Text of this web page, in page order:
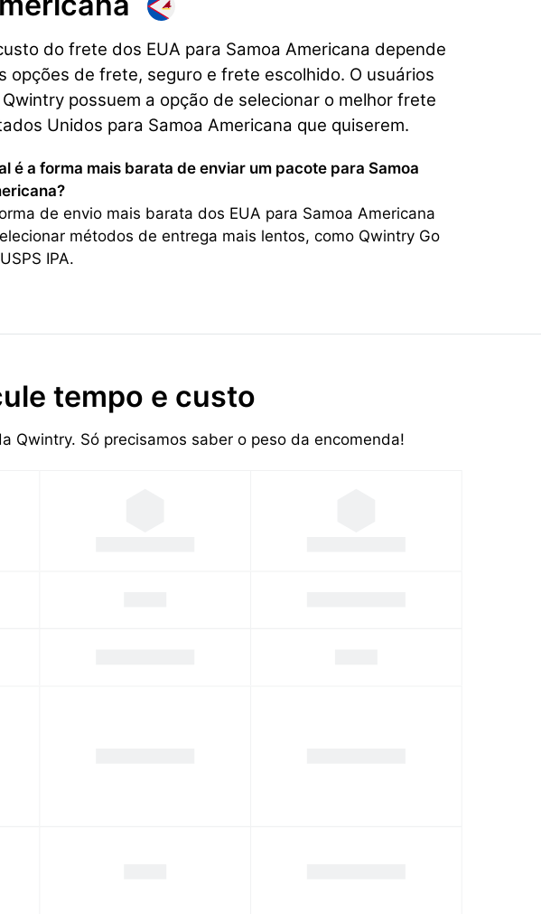
do frete dos EUA para Samoa Americana depende
opções de frete, seguro e frete escolhido. O usuários
possuem a opção de selecionar o melhor frete
Unidos para Samoa Americana que quiserem.
é a forma mais barata de enviar um pacote para Samoa
de envio mais barata dos EUA para Samoa Americana
métodos de entrega mais lentos, como Qwintry Go
IPA.
tempo e custo
Qwintry. Só precisamos saber o peso da encomenda!